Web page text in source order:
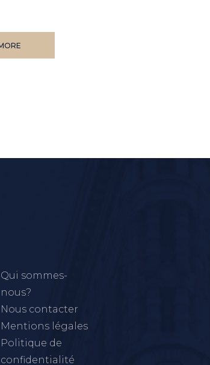
Qui sommes-
nous?
Nous contacter
Mentions légales
Politique de
confidentialité